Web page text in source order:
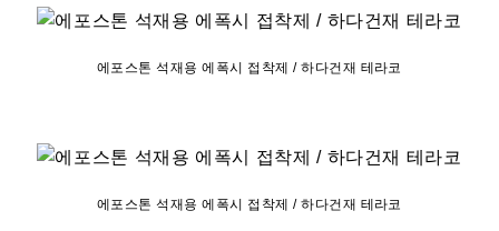
에포스톤 석재용 에폭시 접착제 / 하다건재 테라코
에포스톤 석재용 에폭시 접착제 / 하다건재 테라코